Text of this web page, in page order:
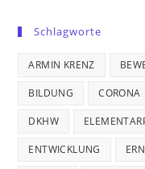
Schlagworte
ARMIN KRENZ
BILDUNG CORONA
DKHW
ENTWICKLUNG